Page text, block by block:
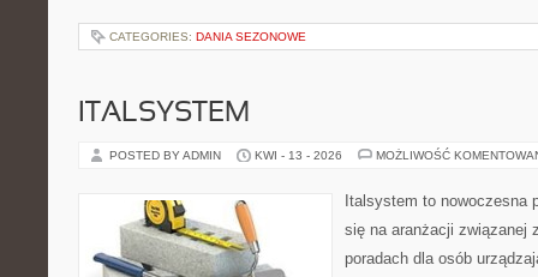
CATEGORIES: DANIA SEZONOWE
ITALSYSTEM
POSTED BY ADMIN KWI - 13 - 2026 MOŻLIWOŚĆ
Italsystem to nowoczesna
się na aranżacji związanej
poradach dla osób